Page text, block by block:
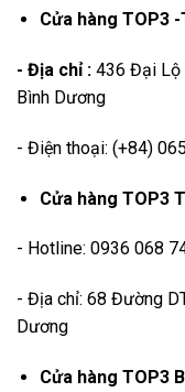
Cửa hàng TOP3 -
- Địa chỉ : 436 Đại Lộ
Bình Dương
- Điện thoại: (+84)
Cửa hàng TOP3
- Hotline: 0936 068
- Địa chỉ: 68 Đường
Dương
Cửa hàng TOP3